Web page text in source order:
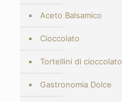
Aceto Balsamico
Cioccolato
Tortellini di cioccolato
Gastronomia Dolce